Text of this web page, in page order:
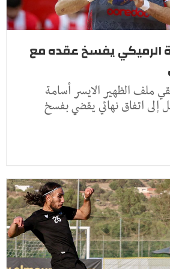
الرميكي يفسخ عقده مع
ملف الظهير الايسر أسامة
إلى اتفاق نهائي يقضي بفسخ